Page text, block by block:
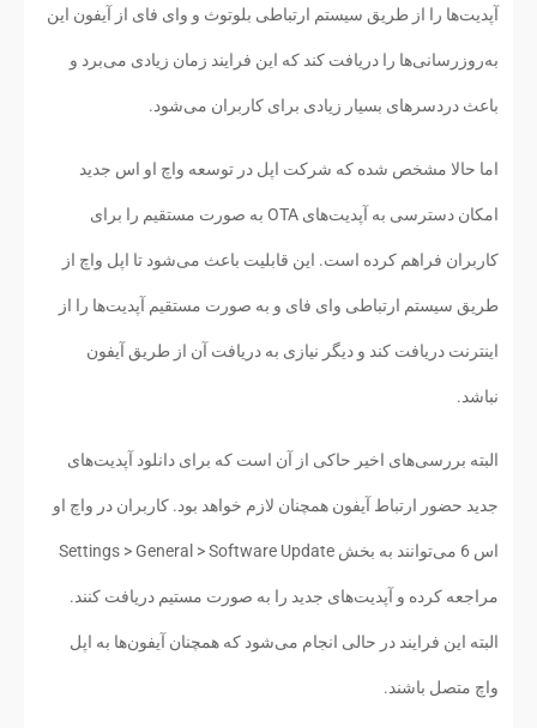
آپدیت‌ها را از طریق سیستم ارتباطی بلوتوث و وای فای از آیفون این
به‌روزرسانی‌ها را دریافت کند که این فرایند زمان زیادی می‌برد و
باعث دردسرهای بسیار زیادی برای کاربران می‌شود.
اما حالا مشخص شده که شرکت اپل در توسعه واچ او اس جدید
امکان دسترسی به آپدیت‌های OTA به صورت مستقیم را برای
کاربران فراهم کرده است. این قابلیت باعث می‌شود تا اپل واچ از
طریق سیستم ارتباطی وای فای و به صورت مستقیم آپدیت‌ها را از
اینترنت دریافت کند و دیگر نیازی به دریافت آن از طریق آیفون
نباشد.
البته بررسی‌های اخیر حاکی از آن است که برای دانلود آپدیت‌های
جدید حضور ارتباط آیفون همچنان لازم خواهد بود. کاربران در واچ او
اس 6 می‌توانند به بخش Settings > General > Software Update
مراجعه کرده و آپدیت‌های جدید را به صورت مستیم دریافت کنند.
البته این فرایند در حالی انجام می‌شود که همچنان آیفون‌ها به اپل
واچ متصل باشند.